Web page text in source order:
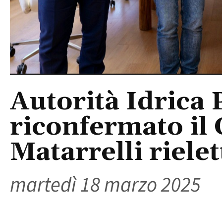
Autorità Idrica
riconfermato il
Matarrelli
martedì 18 marzo 2025